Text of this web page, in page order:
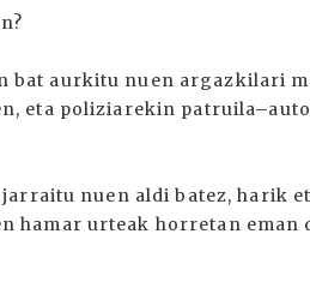
bat aurkitu nuen argazkilari
eta poliziarekin
nuen aldi batez, harik
hamar urteak horretan eman